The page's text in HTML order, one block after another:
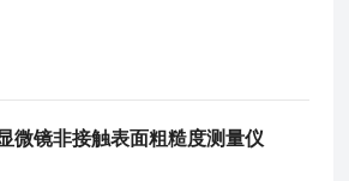
微镜非接触表面粗糙度测量仪